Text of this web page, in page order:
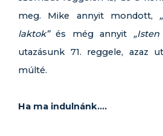
meg. Mike annyit mondott,
laktok”és még annyit
utazásunk 71. reggele, azaz
múlté.
Ha ma indulnánk….